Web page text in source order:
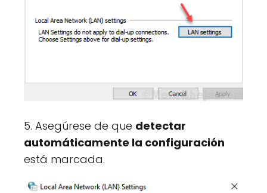
5. Asegúrese de que detectar
automáticamente la configuración
está marcada.